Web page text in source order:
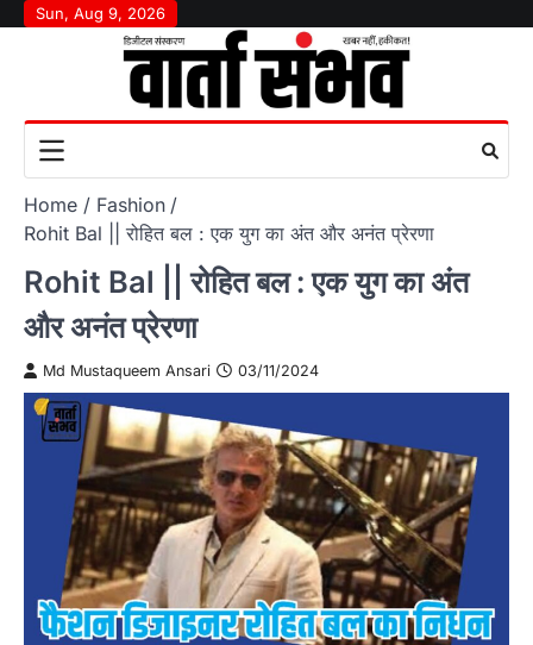
SkipSun, Aug 9, 2026
Home
Fashion
Rohit Bal || रोहित बल : एक युग का अंत और अनंत प्रेरणा
Rohit Bal || रोहित बल : एक युग का अंत
और अनंत प्रेरणा
Md Mustaqueem Ansari 03/11/2024